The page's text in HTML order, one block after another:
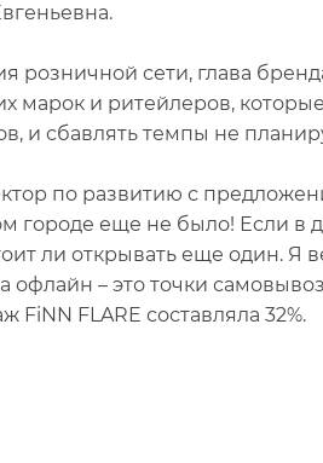
розничной сети, глава
марок и ритейлеров,
и сбавлять темпы не
по развитию с
городе еще не было! Если в
ли открывать еще один.
офлайн – это точки
FiNN FLARE составляла 32%.